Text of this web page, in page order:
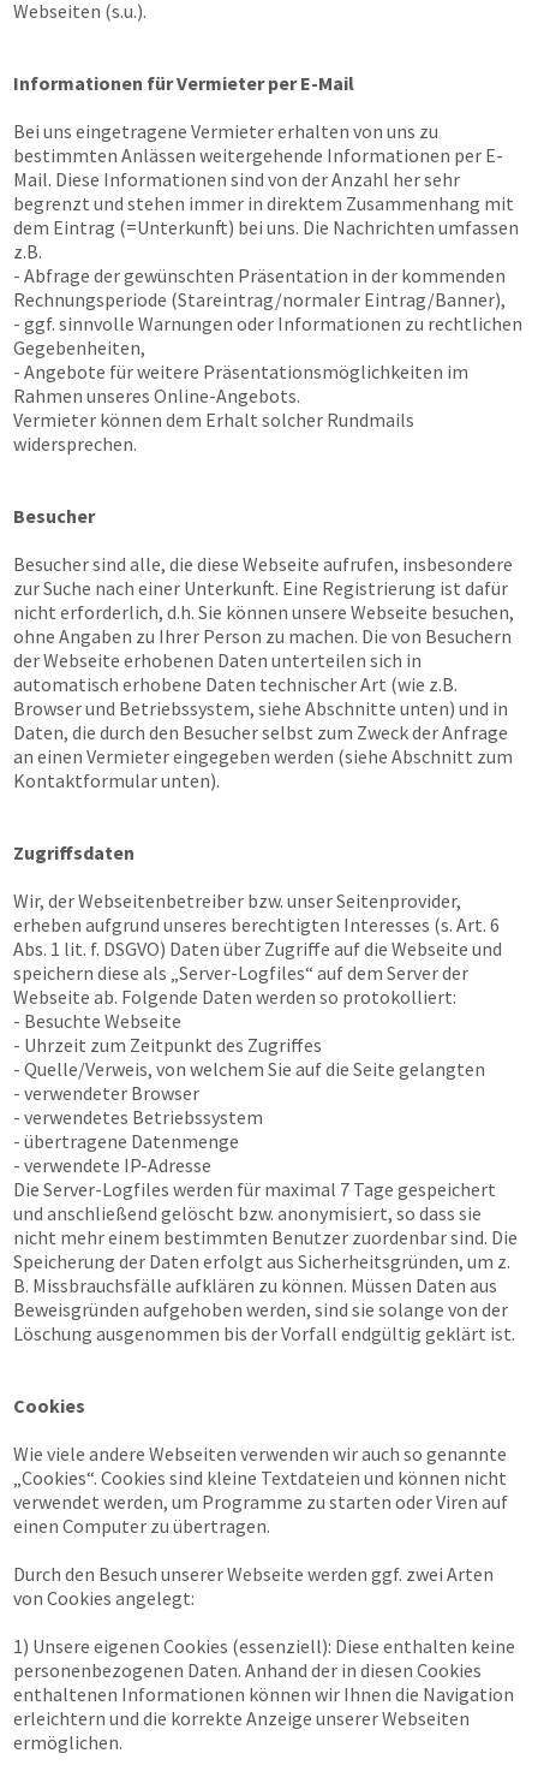
Webseiten (s.u.).
Informationen für Vermieter per E-Mail
Bei uns eingetragene Vermieter erhalten von uns zu
bestimmten Anlässen weitergehende Informationen per E-
Mail. Diese Informationen sind von der Anzahl her sehr
begrenzt und stehen immer in direktem Zusammenhang mit
dem Eintrag (=Unterkunft) bei uns. Die Nachrichten umfassen
z.B.
- Abfrage der gewünschten Präsentation in der kommenden
Rechnungsperiode (Stareintrag/normaler Eintrag/Banner),
- ggf. sinnvolle Warnungen oder Informationen zu rechtlichen
Gegebenheiten,
- Angebote für weitere Präsentationsmöglichkeiten im
Rahmen unseres Online-Angebots.
Vermieter können dem Erhalt solcher Rundmails
widersprechen.
Besucher
Besucher sind alle, die diese Webseite aufrufen, insbesondere
zur Suche nach einer Unterkunft. Eine Registrierung ist dafür
nicht erforderlich, d.h. Sie können unsere Webseite besuchen,
ohne Angaben zu Ihrer Person zu machen. Die von Besuchern
der Webseite erhobenen Daten unterteilen sich in
automatisch erhobene Daten technischer Art (wie z.B.
Browser und Betriebssystem, siehe Abschnitte unten) und in
Daten, die durch den Besucher selbst zum Zweck der Anfrage
an einen Vermieter eingegeben werden (siehe Abschnitt zum
Kontaktformular unten).
Zugriffsdaten
Wir, der Webseitenbetreiber bzw. unser Seitenprovider,
erheben aufgrund unseres berechtigten Interesses (s. Art. 6
Abs. 1 lit. f. DSGVO) Daten über Zugriffe auf die Webseite und
speichern diese als „Server-Logfiles“ auf dem Server der
Webseite ab. Folgende Daten werden so protokolliert:
- Besuchte Webseite
- Uhrzeit zum Zeitpunkt des Zugriffes
- Quelle/Verweis, von welchem Sie auf die Seite gelangten
- verwendeter Browser
- verwendetes Betriebssystem
- übertragene Datenmenge
- verwendete IP-Adresse
Die Server-Logfiles werden für maximal 7 Tage gespeichert
und anschließend gelöscht bzw. anonymisiert, so dass sie
nicht mehr einem bestimmten Benutzer zuordenbar sind. Die
Speicherung der Daten erfolgt aus Sicherheitsgründen, um z.
B. Missbrauchsfälle aufklären zu können. Müssen Daten aus
Beweisgründen aufgehoben werden, sind sie solange von der
Löschung ausgenommen bis der Vorfall endgültig geklärt ist.
Cookies
Wie viele andere Webseiten verwenden wir auch so genannte
„Cookies“. Cookies sind kleine Textdateien und können nicht
verwendet werden, um Programme zu starten oder Viren auf
einen Computer zu übertragen.
Durch den Besuch unserer Webseite werden ggf. zwei Arten
von Cookies angelegt:
1) Unsere eigenen Cookies (essenziell): Diese enthalten keine
personenbezogenen Daten. Anhand der in diesen Cookies
enthaltenen Informationen können wir Ihnen die Navigation
erleichtern und die korrekte Anzeige unserer Webseiten
ermöglichen.